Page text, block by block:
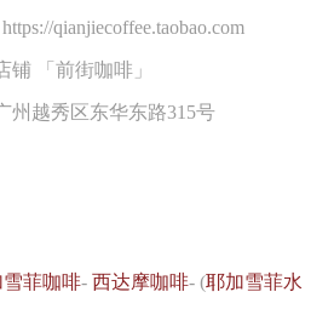
qianjiecoffee.taobao.com
铺 「前街咖啡」
州越秀区东华东路315号
雪菲咖啡-西达摩咖啡- (耶加雪菲水